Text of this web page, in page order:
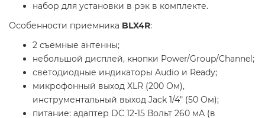
набор для установки в рэк в комплекте.
Особенности приемника BLX4R:
2 съемные антенны;
небольшой дисплей, кнопки Power/Group/Channel;
светодиодные индикаторы Audio и Ready;
микрофонный выход XLR (200 Ом),
инструментальный выход Jack 1/4" (50 Ом);
питание: адаптер DC 12-15 Вольт 260 мА (в